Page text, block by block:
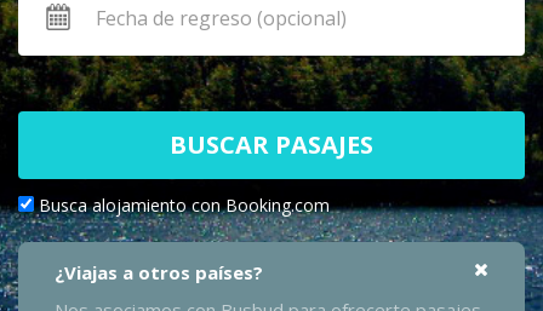
BUSCAR PASAJES
Busca alojamiento con Booking.com
¿Viajas a otros países?